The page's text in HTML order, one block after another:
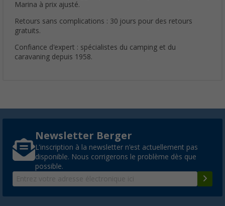
Marina à prix ajusté.
Retours sans complications : 30 jours pour des retours
gratuits.
Confiance d'expert : spécialistes du camping et du
caravaning depuis 1958.
Newsletter Berger
L'inscription à la newsletter n'est actuellement pas
disponible. Nous corrigerons le problème dès que
possible.